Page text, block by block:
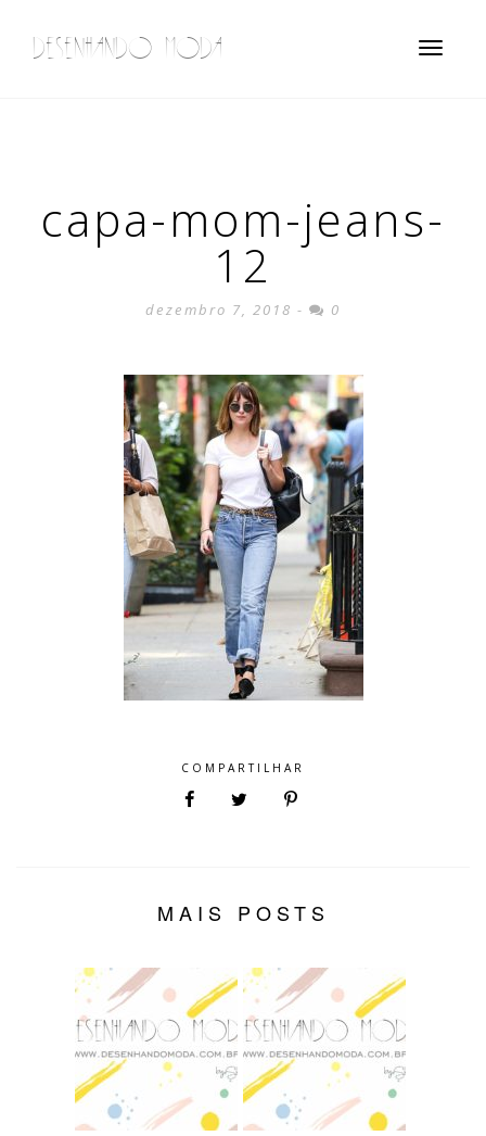
Toggle
DESENHANDO MODA
capa-mom-jeans-
12
dezembro 7, 2018 - 0
COMPARTILHAR
MAIS POSTS